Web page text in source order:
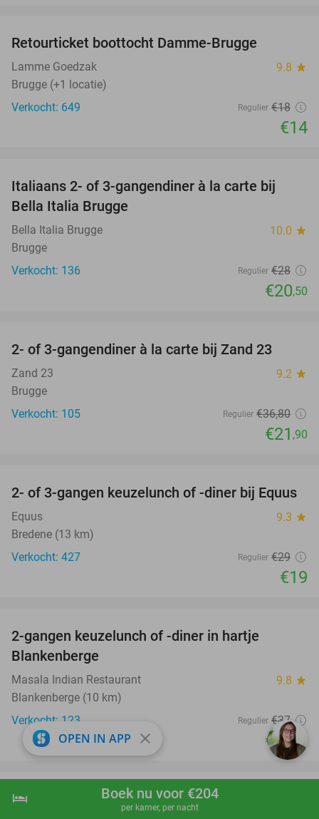
shopping_cart Boek nu
hotel Boek nu voor €204
per kamer, per nacht
Retourticket boottocht Damme-Brugge
Lamme Goedzak 9.8 star
Brugge (+1 locatie)
Verkocht: 649
Regulier €18
€14
Italiaans 2- of 3-gangendiner à la carte bij
Bella Italia Brugge
Bella Italia Brugge 10.0 star
Brugge
Verkocht: 136
Regulier €28
€20,50
2- of 3-gangendiner à la carte bij Zand 23
Zand 23 9.2 star
Brugge
Verkocht: 105
Regulier €36,80
€21 ,90
34%
2- of 3-gangen keuzelunch of -diner bij Equus
Equus 9.3 star
Bredene (13 km)
Verkocht: 427
Regulier €29
€19
2-gangen keuzelunch of -diner in hartje
Blankenberge
Masala Indian Restaurant 9.8 star
Blankenberge (10 km)
Verkocht: 123
Regulier €37
€21,90
favorite_border
3-gangendiner à la carte bij Restaurant
OPEN IN APP close